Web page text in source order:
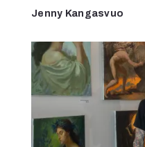
Jenny Kangasvuo